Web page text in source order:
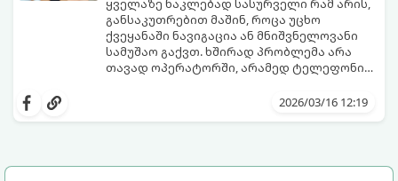
ყველაზე ნაკლებად სასურველი რამ არის,
განსაკუთრებით მაშინ, როცა უცხო
ქვეყანაში ნავიგაცია ან მნიშვნელოვანი
სამუშაო გაქვთ. ხშირად პრობლემა არა
თავად ოპერატორში, არამედ ტელეფონის
მიიღოთ როუმინგის ინტერნეტის2026/03/16 12:19